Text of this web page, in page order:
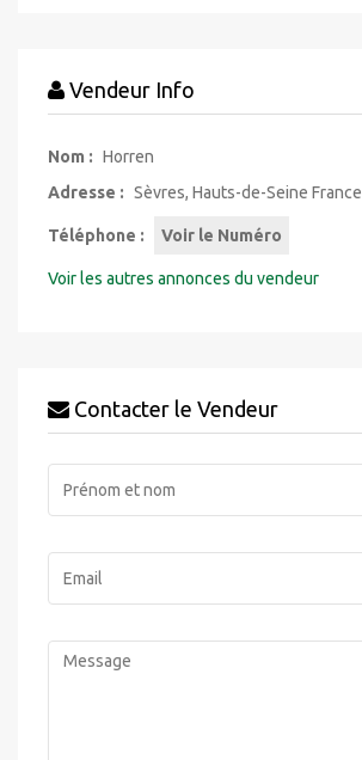
Vendeur Info
Nom : Horren
Adresse : Sèvres, Hauts-de-Seine France
Téléphone : Voir le Numéro
Voir les autres annonces du vendeur
Contacter le Vendeur